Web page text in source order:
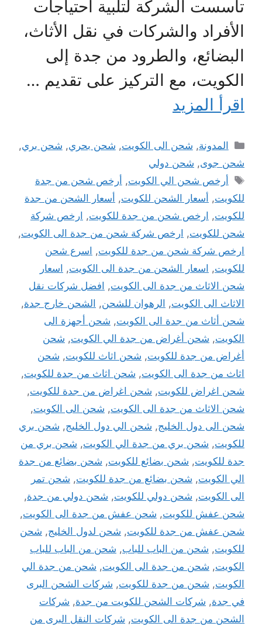
تأسست الشركة لتلبية احتياجات
الأفراد والشركات في نقل الأثاث،
البضائع، والطرود من جدة إلى
الكويت، مع التركيز على تقديم …
اقرأ المزيد
التصنيفات
المدونة, شحن الى الكويت, شحن بحري, شحن بري,
شحن جوى, شحن دولي
الوسوم
أرخص شحن الي الكويت, أرخص شحن من جدة
للكويت, أسعار الشحن للكويت, أسعار الشحن من جدة
للكويت, ارخص شحن من جدة للكويت, ارخص شركة
شحن للكويت, ارخص شركة شحن من جدة الى الكويت,
ارخص شركة شحن من جدة للكويت, اسرع شحن
للكويت, اسعار الشحن من جدة الى الكويت, اسعار
شحن الاثاث من جدة الى الكويت, افضل شركات نقل
الاثاث الى الكويت, الرهوان للشحن, الشحن خارج جدة,
شحن أثاث من جدة الى الكويت, شحن أجهزة الى
الكويت, شحن أغراض من جدة الي الكويت, شحن
أغراض من جدة للكويت, شحن اثاث للكويت, شحن
اثاث من جدة الى الكويت, شحن اثاث من جدة للكويت,
شحن اغراض للكويت, شحن اغراض من جدة للكويت,
شحن الاثاث من جدة الى الكويت, شحن الى الكويت,
شحن الى دول الخليج, شحن الي دول الخليج, شحن بري
للكويت, شحن بري من جدة الي الكويت, شحن بري من
جدة للكويت, شحن بضائع للكويت, شحن بضائع من جدة
الي الكويت, شحن بضائع من جدة للكويت, شحن تمر
الى الكويت, شحن دولي للكويت, شحن دولي من جدة,
شحن عفش للكويت, شحن عفش من جدة الى الكويت,
شحن عفش من جدة للكويت, شحن لدول الخليج, شحن
للكويت, شحن من الباب للباب, شحن من الباب للباب
الكويت, شحن من جدة الى الكويت, شحن من جدة الي
الكويت, شحن من جدة للكويت, شركات الشحن البرى
في جدة, شركات الشحن للكويت من جدة, شركات
الشحن من جدة الى الكويت, شركات النقل البرى من